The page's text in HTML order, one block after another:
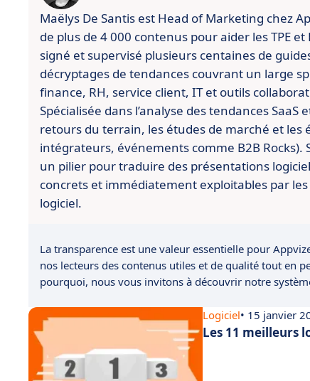
Maëlys De Santis est Head of Marketing chez
de plus de 4 000 contenus pour aider les TPE
signé et supervisé plusieurs centaines de
décryptages de tendances couvrant un large
finance, RH, service client, IT et outils
Spécialisée dans l’analyse des tendances SaaS
retours du terrain, les études de marché et les
intégrateurs, événements comme B2B
un pilier pour traduire des présentations
concrets et immédiatement exploitables par
logiciel.
La transparence est une valeur essentielle pour
nos lecteurs des contenus utiles et de qualité tout en
pourquoi, nous vous invitons à découvrir notre
Logiciel• 15 janvier
Les 11 meilleurs